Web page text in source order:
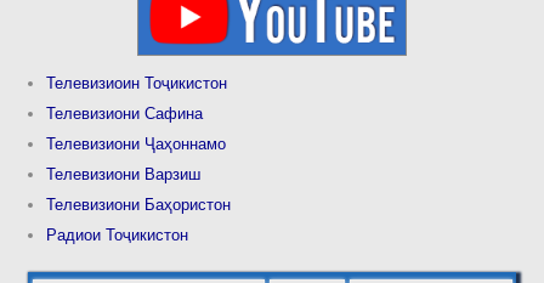
Телевизиоин Тоҷикистон
Телевизиони Сафина
Телевизиони Ҷаҳоннамо
Телевизиони Варзиш
Телевизиони Баҳористон
Радиои Тоҷикистон